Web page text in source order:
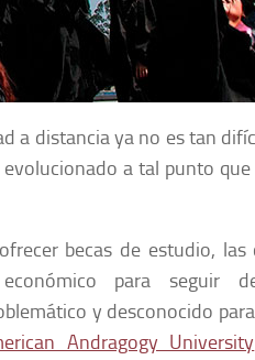
a distancia ya no es tan
a tal punto
becas de estudio, las
para seguir
y desconocido
Andragogy University